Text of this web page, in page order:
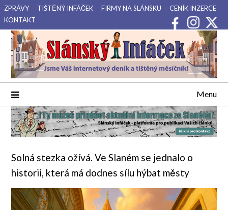
Přejdi
na
obsah
ZPRÁVY TIŠTĚNÝ INFÁČEK FIRMY NA SLÁNSKU
CENÍK INZERCE
KONTAKT
Slánský Infáček
Váš internetový deník a tištěný měsíčník pro Slánsko, Kladensko
a Lounsko.
Menu
Solná stezka ožívá. Ve Slaném se jednalo o
historii, která má dodnes sílu hýbat městy